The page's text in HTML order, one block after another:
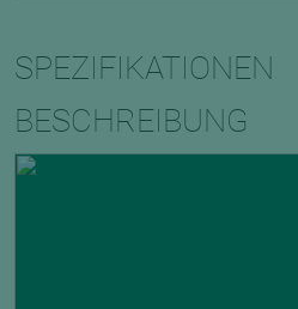
SPEZIFIKATIONEN
BESCHREIBUNG